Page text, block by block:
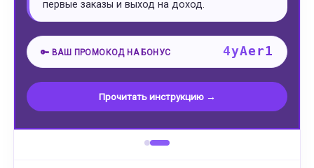
первые заказы и выход на доход.
🔑 ВАШ ПРОМОКОД НА БОНУС 4yAer1
Прочитать инструкцию →